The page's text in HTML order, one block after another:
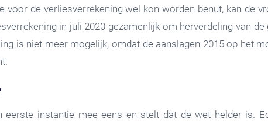
voor de verliesverrekening wel kon worden benut, kan de
in juli 2020 gezamenlijk om herverdeling van
is niet meer mogelijk, omdat de aanslagen 2015 op het
instantie mee eens en stelt dat de wet helder is.